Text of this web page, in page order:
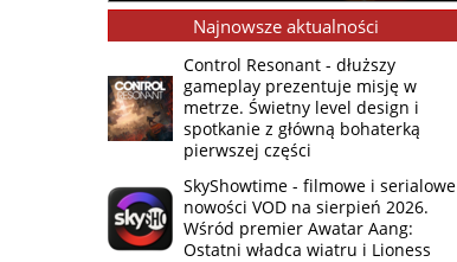
Najnowsze aktualności
Control Resonant - dłuższy
gameplay prezentuje misję w
metrze. Świetny level design i
spotkanie z główną bohaterką
pierwszej części
SkyShowtime - filmowe i serialowe
nowości VOD na sierpień 2026.
Wśród premier Awatar Aang:
Ostatni władca wiatru i Lioness